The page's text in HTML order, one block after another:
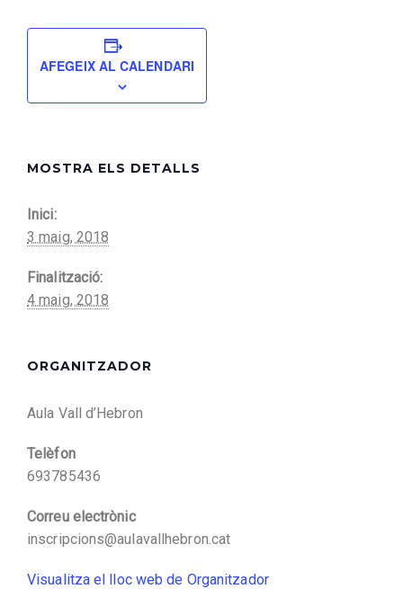
AFEGEIX AL CALENDARI
MOSTRA ELS DETALLS
Inici:
3 maig, 2018
Finalització:
4 maig, 2018
ORGANITZADOR
Aula Vall d’Hebron
Telèfon
693785436
Correu electrònic
inscripcions@aulavallhebron.cat
Visualitza el lloc web de Organitzador